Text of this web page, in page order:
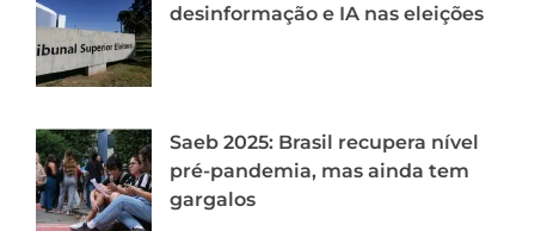
desinformação e IA nas eleições
Saeb 2025: Brasil recupera nível
pré-pandemia, mas ainda tem
gargalos